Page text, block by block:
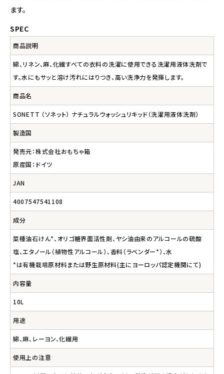
コラム・スタッフのおすすめ
ご利用ガイド等
アカウント情報
ようこそ ゲスト 様
meeting_room ログイン person 会員登録
ます。
SPEC
商品説明
綿、リネン、麻、化繊すべての衣料の洗濯に使用できる洗濯用液体洗剤で
す。水にもサッと溶け汚れにはりつき、高い洗浄力を発揮します。
商品名
SONETT （ソネット） ナチュラルウォッシュリキッド（洗濯用液体洗剤）
製造国
発売元：株式会社おもちゃ箱
原産国：ドイツ
JAN
4007547541108
成分
菜種油石けん*、オリゴ糖界面活性剤、ヤシ油由来のアルコールの硫酸
塩、エタノール（植物性アルコール）、香料（ラベンダー*）、水
*は有機栽培原材料または野生原材料(主にヨーロッパ認定機関にて)
内容量
10L
用途
綿、麻、レーヨン、化繊用
使用上の注意